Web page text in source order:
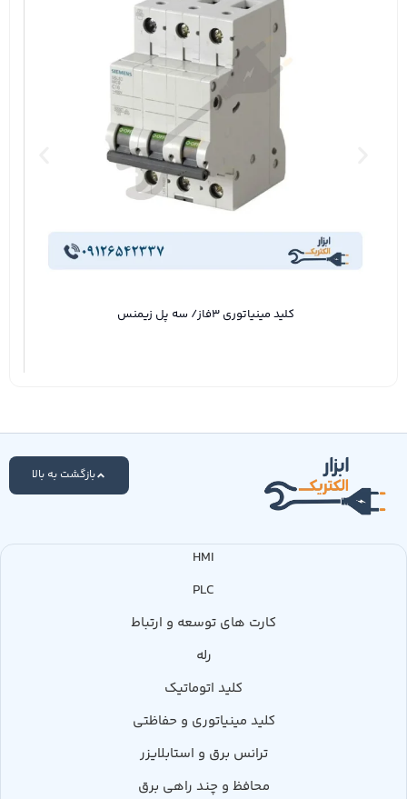
کلید مینیاتوری ۳فاز/ سه پل زیمنس
بازگشت به بالا
HMI
PLC
کارت های توسعه و ارتباط
رله
کلید اتوماتیک
کلید مینیاتوری و حفاظتی
ترانس برق و استابلایزر
محافظ و چند راهی برق